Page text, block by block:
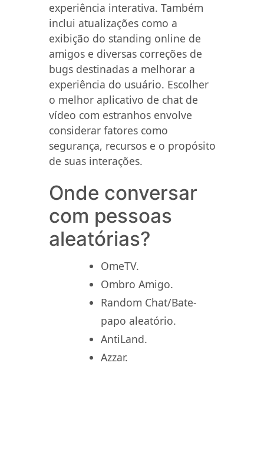
experiência interativa. Também
inclui atualizações como a
exibição do standing online de
amigos e diversas correções de
bugs destinadas a melhorar a
experiência do usuário. Escolher
o melhor aplicativo de chat de
vídeo com estranhos envolve
considerar fatores como
segurança, recursos e o propósito
de suas interações.
Onde conversar
com pessoas
aleatórias?
OmeTV.
Ombro Amigo.
Random Chat/Bate-
papo aleatório.
AntiLand.
Azzar.